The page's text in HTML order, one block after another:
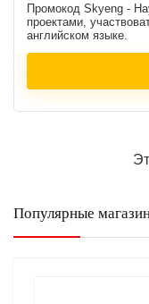
Промокод Skyeng -
проектами,
английском языке.
Популярные